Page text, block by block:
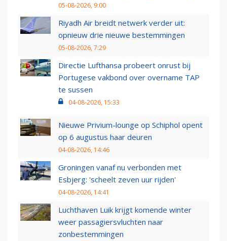
05-08-2026, 9:00
Riyadh Air breidt netwerk verder uit:
opnieuw drie nieuwe bestemmingen
05-08-2026, 7:29
Directie Lufthansa probeert onrust bij
Portugese vakbond over overname TAP
te sussen
04-08-2026, 15:33
Nieuwe Privium-lounge op Schiphol opent
op 6 augustus haar deuren
04-08-2026, 14:46
Groningen vanaf nu verbonden met
Esbjerg: 'scheelt zeven uur rijden'
04-08-2026, 14:41
Luchthaven Luik krijgt komende winter
weer passagiersvluchten naar
zonbestemmingen